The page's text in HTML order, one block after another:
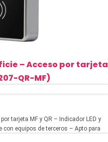
– Acceso por tarjeta
QR-MF)
tarjeta MF y QR – Indicador LED y
equipos de terceros – Apto para